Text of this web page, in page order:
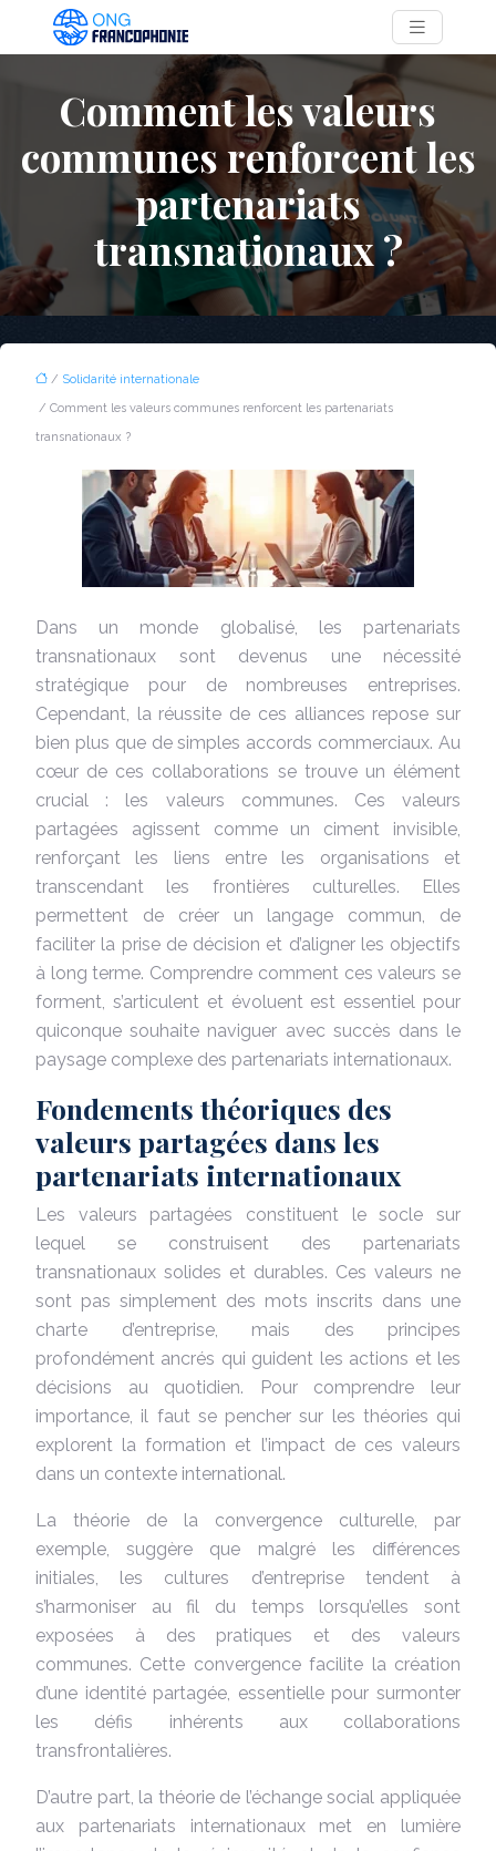
Comment les valeurs
communes renforcent les
partenariats
transnationaux ?
/ Solidarité internationale
/ Comment les valeurs communes renforcent les partenariats
transnationaux ?
Dans un monde globalisé, les partenariats
transnationaux sont devenus une nécessité
stratégique pour de nombreuses entreprises.
Cependant, la réussite de ces alliances repose sur
bien plus que de simples accords commerciaux. Au
cœur de ces collaborations se trouve un élément
crucial : les valeurs communes. Ces valeurs
partagées agissent comme un ciment invisible,
renforçant les liens entre les organisations et
transcendant les frontières culturelles. Elles
permettent de créer un langage commun, de
faciliter la prise de décision et d’aligner les objectifs
à long terme. Comprendre comment ces valeurs se
forment, s’articulent et évoluent est essentiel pour
quiconque souhaite naviguer avec succès dans le
paysage complexe des partenariats internationaux.
Fondements théoriques des
valeurs partagées dans les
partenariats internationaux
Les valeurs partagées constituent le socle sur
lequel se construisent des partenariats
transnationaux solides et durables. Ces valeurs ne
sont pas simplement des mots inscrits dans une
charte d’entreprise, mais des principes
profondément ancrés qui guident les actions et les
décisions au quotidien. Pour comprendre leur
importance, il faut se pencher sur les théories qui
explorent la formation et l’impact de ces valeurs
dans un contexte international.
La théorie de la convergence culturelle, par
exemple, suggère que malgré les différences
initiales, les cultures d’entreprise tendent à
s’harmoniser au fil du temps lorsqu’elles sont
exposées à des pratiques et des valeurs
communes. Cette convergence facilite la création
d’une identité partagée, essentielle pour surmonter
les défis inhérents aux collaborations
transfrontalières.
D’autre part, la théorie de l’échange social appliquée
aux partenariats internationaux met en lumière